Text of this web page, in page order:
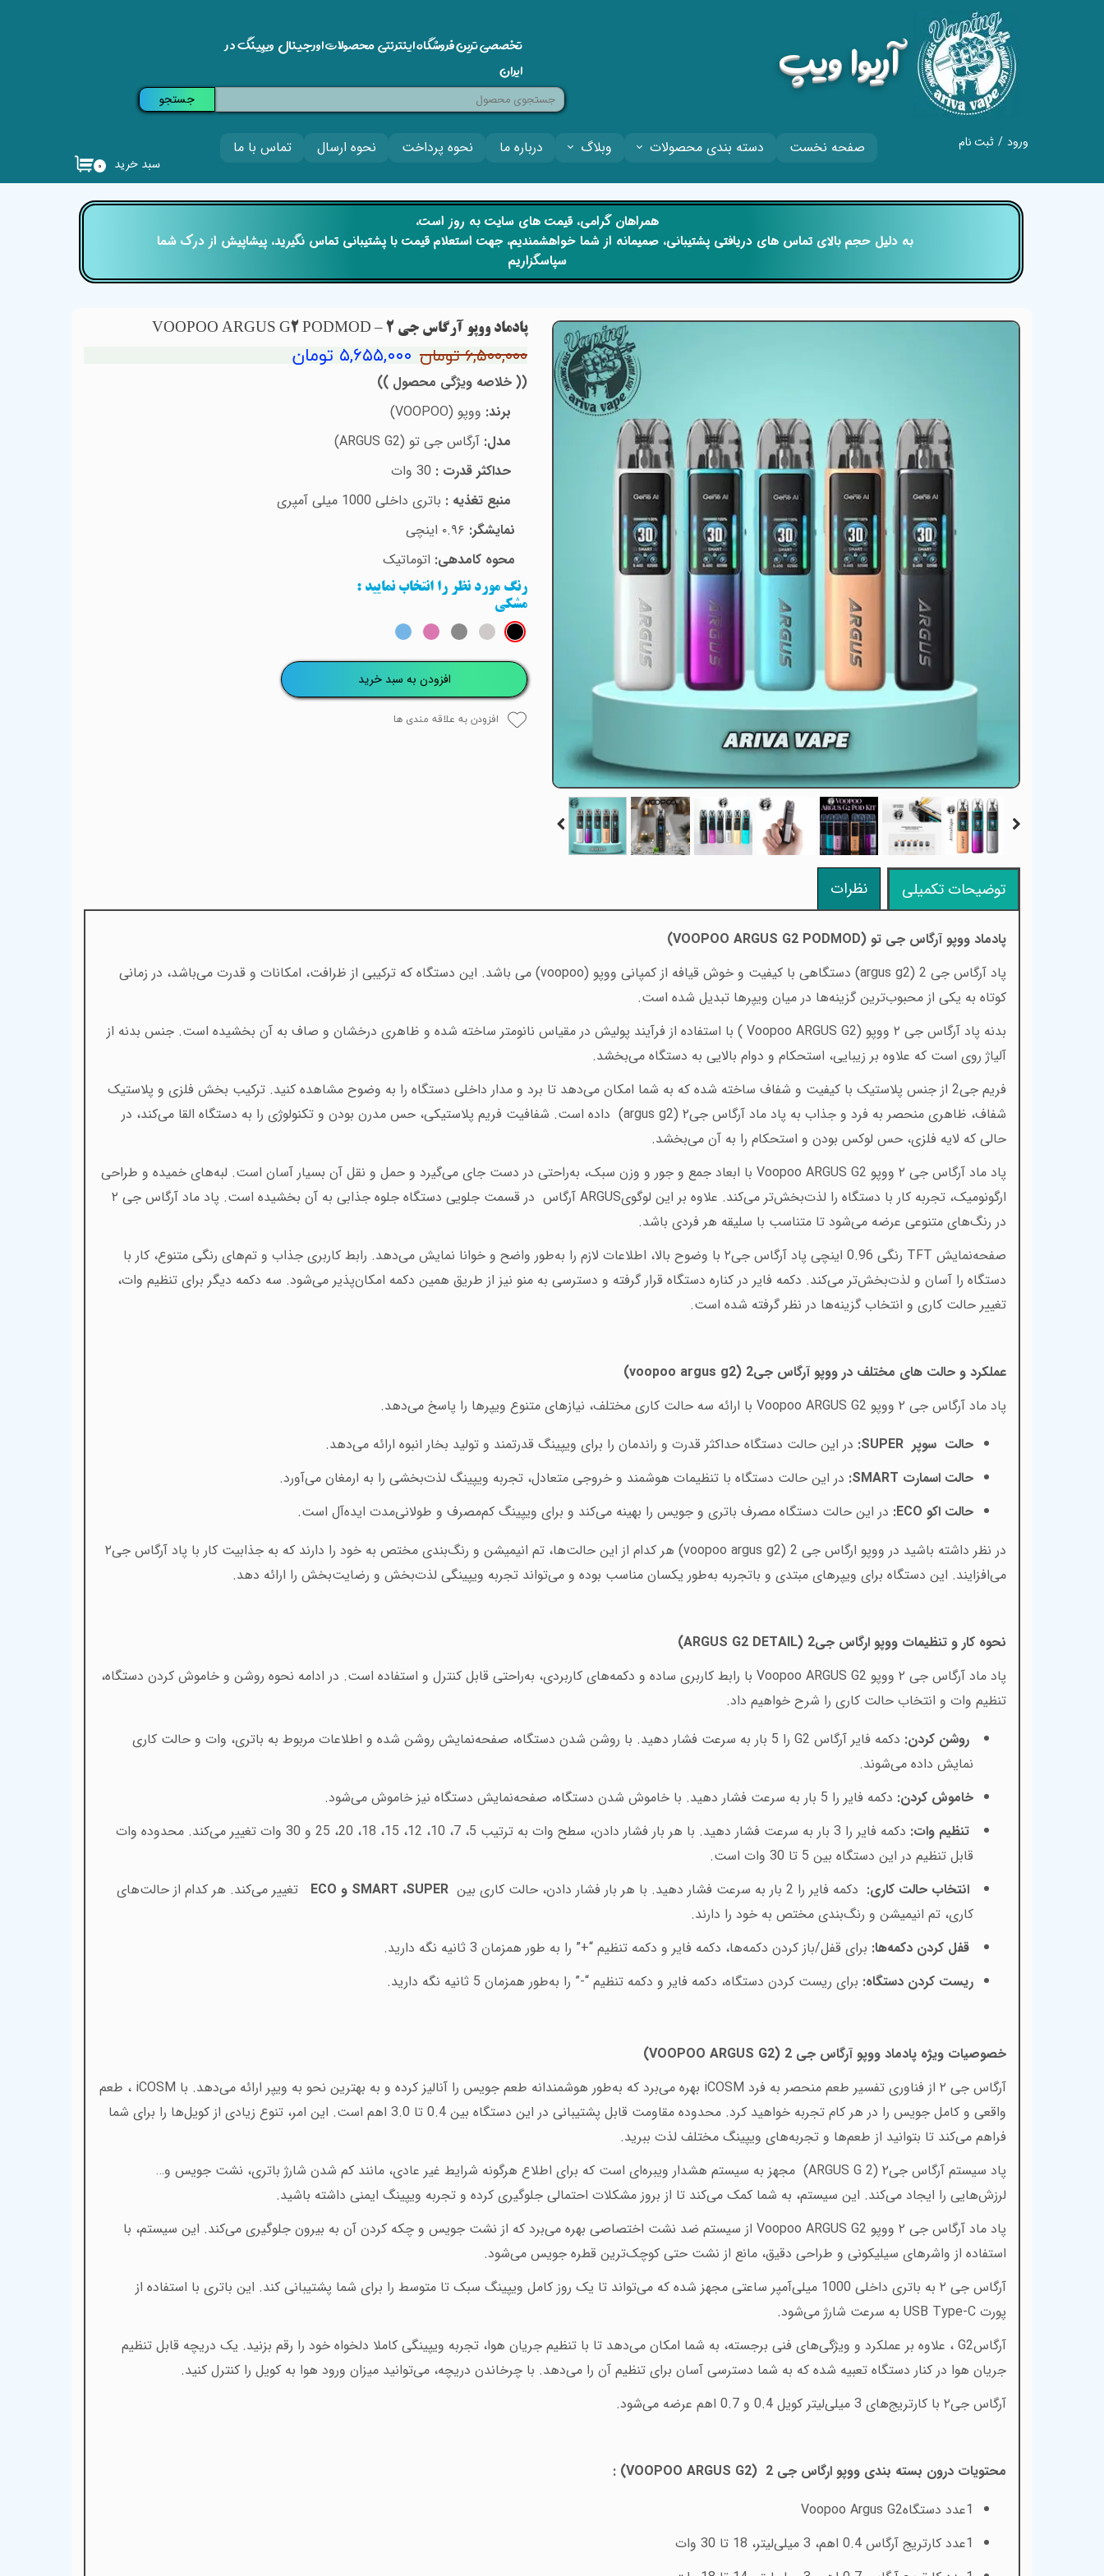
صفحه نخست دسته بندی محصولات وبلاگ درباره ما نحوه پرداخت نحوه ارسال تماس با ما ورود / ثبت نام
تغییر گذر واژه
خروج از حساب
کاربری
​آریوا ویپ
۰ سبد خرید
تخصصی ترین فروشگاه اینترنتی محصولات اورجینال ویپینگ در
ایران
جستجو
پادماد ووپو آرگاس جی 2 – VOOPOO ARGUS G2 PODMOD
۶,۵۰۰,۰۰۰ تومان ۵,۶۵۵,۰۰۰ تومان
(( خلاصه ویژگی محصول ))
برند: ووپو (VOOPOO
)
مدل: آرگاس جی تو (ARGUS G2
)
حداکثر قدرت :
منبع تغذیه : باتری داخلی 1000 میلی آمپری
نمایشگر:
محوه کامدهی: اتوماتیک
رنگ مورد نظر را انتخاب نمایید :
مشکی
افزودن به سبد خرید
افزودن به علاقه مندی ها
توضیحات تکمیلی نظرات
پادماد ووپو آرگاس جی تو (VOOPOO ARGUS G2 PODMOD
)
پاد آرگاس جی 2 (
argus g2) دستگاهی با کیفیت و خوش قیافه از کمپانی ووپو (voopoo) می باشد. این دستگاه که ترکیبی از ظرافت، امکانات و قدرت می‌باشد، در زمانی
کوتاه به یکی از محبوب‌ترین گزینه‌ها در میان ویپرها تبدیل شده است.
بدنه پاد آرگاس جی ۲ ووپو (
Voopoo ARGUS G2 ) با استفاده از فرآیند پولیش در مقیاس نانومتر ساخته شده و ظاهری درخشان و صاف به آن بخشیده است. جنس بدنه از
آلیاژ روی است که علاوه بر زیبایی، استحکام و دوام بالایی به دستگاه می‌بخشد.
فریم جی2 از جنس پلاستیک با کیفیت و شفاف ساخته شده که به شما امکان می‌دهد تا برد و مدار داخلی دستگاه را به وضوح مشاهده کنید. ترکیب بخش فلزی و پلاستیک
شفاف، ظاهری منحصر به فرد و جذاب به پاد ماد آرگاس جی۲ (
argus g2) داده است. شفافیت فریم پلاستیکی، حس مدرن بودن و تکنولوژی را به دستگاه القا می‌کند، در
حالی که لایه فلزی، حس لوکس بودن و استحکام را به آن می‌بخشد.
پاد ماد آرگاس جی ۲ ووپو
Voopoo ARGUS G2 با ابعاد جمع و جور و وزن سبک، به‌راحتی در دست جای می‌گیرد و حمل و نقل آن بسیار آسان است. لبه‌های خمیده و طراحی
ارگونومیک، تجربه کار با دستگاه را لذت‌بخش‌تر می‌کند. علاوه بر این لوگویARGUS آرگاس
در قسمت جلویی دستگاه جلوه جذابی به آن بخشیده است. پاد ماد آرگاس جی ۲
در رنگ‌های متنوعی عرضه می‌شود تا متناسب با سلیقه هر فردی باشد.
صفحه‌نمایش TFT
رنگی 0.96 اینچی پاد آرگاس جی۲ با وضوح بالا، اطلاعات لازم را به‌طور واضح و خوانا نمایش می‌دهد. رابط کاربری جذاب و تم‌های رنگی متنوع، کار با
دستگاه را آسان و لذت‌بخش‌تر می‌کند. دکمه فایر در کناره دستگاه قرار گرفته و دسترسی به منو نیز از طریق همین دکمه امکان‌پذیر می‌شود. سه دکمه دیگر برای تنظیم وات،
تغییر حالت کاری و انتخاب گزینه‌ها در نظر گرفته شده است.
عملکرد و حالت های مختلف در ووپو آرگاس جی2 ( voopoo argus g2
)
پاد ماد آرگاس جی ۲ ووپو
Voopoo ARGUS G2 با ارائه سه حالت کاری مختلف، نیازهای متنوع ویپرها را پاسخ می‌دهد.
حالت سوپر SUPER
: در این حالت دستگاه حداکثر قدرت و راندمان را برای ویپینگ قدرتمند و تولید بخار انبوه ارائه می‌دهد.
حالت اسمارت SMART
: در این حالت دستگاه با تنظیمات هوشمند و خروجی متعادل، تجربه ویپینگ لذت‌بخشی را به ارمغان می‌آورد.
حالت اکو ECO
: در این حالت دستگاه مصرف باتری و جویس را بهینه می‌کند و برای ویپینگ کم‌مصرف و طولانی‌مدت ایده‌آل است.
در نظر داشته باشید در ووپو ارگاس جی 2 (
voopoo argus g2
) هر کدام از این حالت‌ها، تم انیمیشن و رنگ‌بندی مختص به خود را دارند که به جذابیت کار با پاد آرگاس جی۲
می‌افزایند. این دستگاه برای ویپرهای مبتدی و باتجربه به‌طور یکسان مناسب بوده و می‌تواند تجربه ویپینگی لذت‌بخش و رضایت‌بخش را ارائه دهد.
نحوه کار و تنظیمات ووپو ارگاس جی2 ( ARGUS G2 DETAIL
)
پاد ماد آرگاس جی ۲ ووپو
Voopoo ARGUS G2 با رابط کاربری ساده و دکمه‌های کاربردی، به‌راحتی قابل کنترل و استفاده است. در ادامه نحوه روشن و خاموش کردن دستگاه،
تنظیم وات و انتخاب حالت کاری را شرح خواهیم داد.
روشن کردن: دکمه فایر آرگاس G2
را 5 بار به سرعت فشار دهید. با روشن شدن دستگاه، صفحه‌نمایش روشن شده و اطلاعات مربوط به باتری، وات و حالت کاری
نمایش داده می‌شوند.
خاموش کردن: دکمه فایر را 5 بار به سرعت فشار دهید. با خاموش شدن دستگاه، صفحه‌نمایش دستگاه نیز خاموش می‌شود
.
تنظیم وات:
دکمه فایر را 3 بار به سرعت فشار دهید. با هر بار فشار دادن، سطح وات به ترتیب 5، 7، 10، 12، 15، 18، 20، 25 و 30 وات تغییر می‌کند. محدوده وات
قابل تنظیم در این دستگاه بین 5 تا 30 وات است
.
انتخاب حالت کاری: دکمه فایر را 2 بار به سرعت فشار دهید. با هر بار فشار دادن، حالت کاری بین SUPER، SMART و ECO
تغییر می‌کند. هر کدام از حالت‌های
کاری، تم انیمیشن و رنگ‌بندی مختص به خود را دارند.
قفل کردن دکمه‌ها: برای قفل/باز کردن دکمه‌ها، دکمه فایر و دکمه تنظیم “+” را به طور همزمان 3 ثانیه نگه دارید
.
ریست کردن دستگاه: برای ریست کردن دستگاه، دکمه فایر و دکمه تنظیم “-” را به‌طور همزمان 5 ثانیه نگه دارید .
خصوصیات ویژه پادماد ووپو آرگاس جی 2 ( VOOPOO ARGUS G2
)
آرگاس جی ۲ از فناوری تفسیر طعم منحصر به فرد
iCOSM بهره می‌برد که به‌طور هوشمندانه طعم جویس را آنالیز کرده و به بهترین نحو به ویپر ارائه می‌دهد. با iCOSM ، طعم
واقعی و کامل جویس را در هر کام تجربه خواهید کرد. محدوده مقاومت قابل پشتیبانی در این دستگاه بین 0.4 تا 3.0 اهم است. این امر، تنوع زیادی از کویل‌ها را برای شما
فراهم می‌کند تا بتوانید از طعم‌ها و تجربه‌های ویپینگ مختلف لذت ببرید.
پاد سیستم آرگاس جی۲ (
ARGUS G 2) مجهز به سیستم هشدار ویبره‌ای است که برای اطلاع هرگونه شرایط غیر عادی، مانند کم شدن شارژ باتری، نشت جویس و…
لرزش‌هایی را ایجاد می‌کند. این سیستم، به شما کمک می‌کند تا از بروز مشکلات احتمالی جلوگیری کرده و تجربه ویپینگ ایمنی داشته باشید.
پاد ماد آرگاس جی ۲ ووپو
Voopoo ARGUS G2 از سیستم ضد نشت اختصاصی بهره می‌برد که از نشت جویس و چکه کردن آن به بیرون جلوگیری می‌کند. این سیستم، با
استفاده از واشرهای سیلیکونی و طراحی دقیق، مانع از نشت حتی کوچک‌ترین قطره جویس می‌شود.
آرگاس جی ۲ به باتری داخلی 1000 میلی‌آمپر ساعتی مجهز شده که می‌تواند تا یک روز کامل ویپینگ سبک تا متوسط را برای شما پشتیبانی کند. این باتری با استفاده از
پورت USB Type-C به سرعت شارژ می‌شود.
آرگاسG2 ، علاوه بر عملکرد و ویژگی‌های فنی برجسته، به شما امکان می‌دهد تا با تنظیم جریان هوا، تجربه ویپینگی کاملا دلخواه خود را رقم بزنید. یک دریچه قابل تنظیم
جریان هوا در کنار دستگاه تعبیه شده که به شما دسترسی آسان برای تنظیم آن را می‌دهد. با چرخاندن دریچه، می‌توانید میزان ورود هوا به کویل را کنترل کنید.
آرگاس جی۲ با کارتریج‌های 3 میلی‌لیتر کویل 0.4 و 0.7 اهم عرضه می‌شود
.
محتویات درون بسته بندی ووپو ارگاس جی 2 (VOOPOO ARGUS G2)
:
1عدد دستگاهVoopoo Argus G2
1عدد کارتریج آرگاس 0.4 اهم، 3 میلی‌لیتر، 18 تا 30 وات
​​همراهان گرامی، قیمت های سایت به روز است،
​​​​​​​ به دلیل حجم بالای تماس های دریافتی پشتیبانی، صمیمانه از شما خواهشمندیم، جهت استعلام قیمت با پشتیبانی تماس نگیرید، پیشاپیش از درک شما
سپاسگزاریم